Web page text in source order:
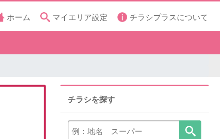
ホーム マイエリア設定 チラシプラスについて
チラシを探す